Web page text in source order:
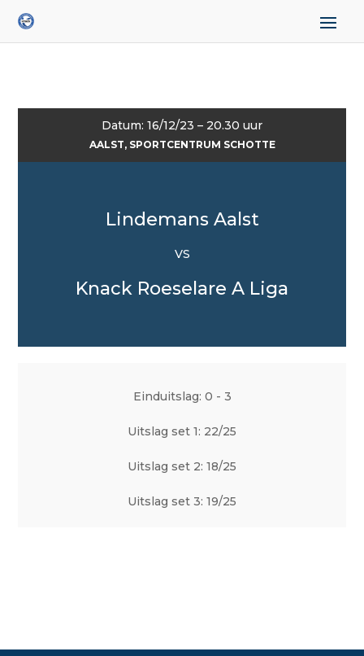
Datum: 16/12/23 – 20.30 uur
AALST, SPORTCENTRUM SCHOTTE
Lindemans Aalst
VS
Knack Roeselare A Liga
Einduitslag: 0 - 3
Uitslag set 1: 22/25
Uitslag set 2: 18/25
Uitslag set 3: 19/25